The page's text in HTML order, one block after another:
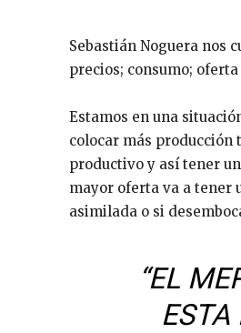
Sebastián Noguera nos
precios; consumo;
Estamos en una
colocar más
productivo y así tener
mayor oferta va a tener
asimilada o si
“EL
ESTA